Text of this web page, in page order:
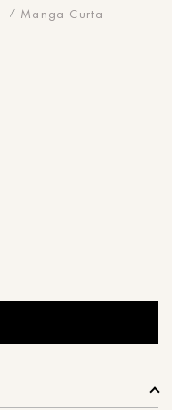
Manga Curta